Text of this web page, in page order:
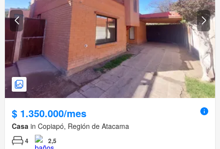
$ 1.350.000/mes
Casa in Copiapó, Región de Atacama
4 2,5